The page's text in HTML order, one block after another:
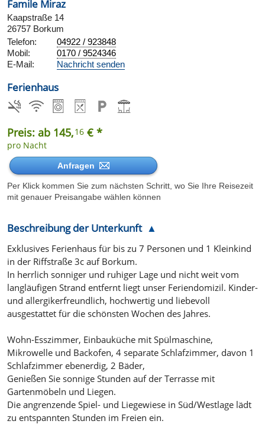
Famile Miraz
Kaapstraße 14
26757 Borkum
Telefon:
04922 / 923848
Mobil:
0170 / 9524346
E-Mail:
Nachricht senden
Ferienhaus
Preis: ab 145,16€ *
pro Nacht
Anfragen
Per Klick kommen Sie zum nächsten Schritt, wo Sie Ihre Reisezeit
mit genauer Preisangabe wählen können
Beschreibung der Unterkunft
Exklusives Ferienhaus für bis zu 7 Personen und 1 Kleinkind
in der Riffstraße 3c auf Borkum.
In herrlich sonniger und ruhiger Lage und nicht weit vom
langläufigen Strand entfernt liegt unser Feriendomizil. Kinder-
und allergikerfreundlich, hochwertig und liebevoll
ausgestattet für die schönsten Wochen des Jahres.
Wohn-Esszimmer, Einbauküche mit Spülmaschine,
Mikrowelle und Backofen, 4 separate Schlafzimmer, davon 1
Schlafzimmer ebenerdig, 2 Bäder,
Genießen Sie sonnige Stunden auf der Terrasse mit
Gartenmöbeln und Liegen.
Die angrenzende Spiel- und Liegewiese in Süd/Westlage lädt
zu entspannten Stunden im Freien ein.